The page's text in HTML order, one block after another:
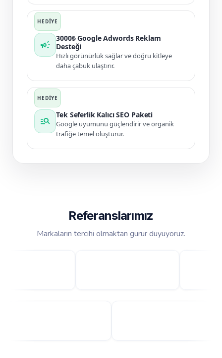
campaign
3000₺ Google Adwords Reklam
Desteği
Hızlı görünürlük sağlar ve doğru kitleye
daha çabuk ulaştırır.
manage_search
Tek Seferlik Kalıcı SEO Paketi
Google uyumunu güçlendirir ve organik
trafiğe temel oluşturur.
Referanslarımız
Markaların tercihi olmaktan gurur duyuyoruz.